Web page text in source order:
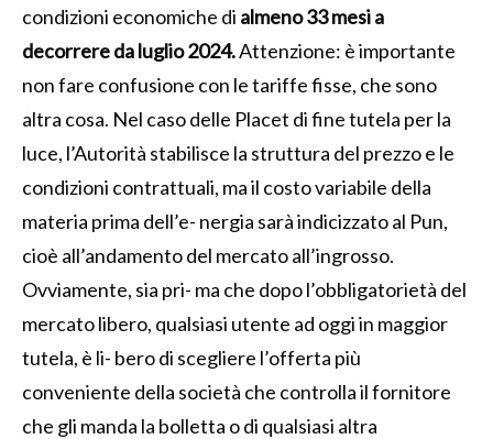
condizioni economiche di almeno 33 mesi a
decorrere da luglio 2024.Attenzione: è importante
non fare confusione con le tariffe fisse, che sono
altra cosa. Nel caso delle Placet di fine tutela per la
luce, l’Autorità stabilisce la struttura del prezzo e le
condizioni contrattuali, ma il costo variabile della
materia prima dell’e- nergia sarà indicizzato al Pun,
cioè all’andamento del mercato all’ingrosso.
Ovviamente, sia pri- ma che dopo l’obbligatorietà del
mercato libero, qualsiasi utente ad oggi in maggior
tutela, è li- bero di scegliere l’offerta più
conveniente della società che controlla il fornitore
che gli manda la bolletta o di qualsiasi altra